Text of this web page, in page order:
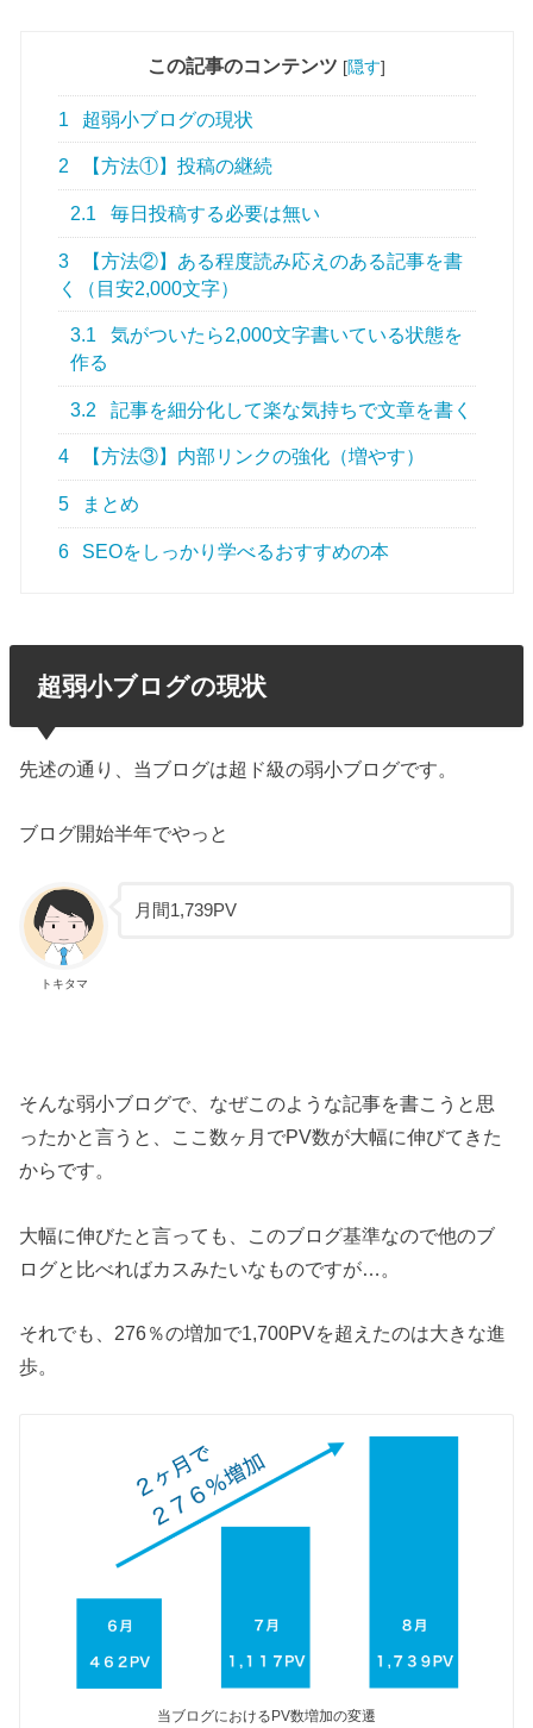
この記事のコンテンツ [隠す]
1 超弱小ブログの現状
2 【方法①】投稿の継続
2.1 毎日投稿する必要は無い
3
【方法②】ある程度読み応えのある記事を書
く（目安2,000文字）
3.1
気がついたら2,000文字書いている状態を
作る
3.2 記事を細分化して楽な気持ちで文章を書く
4 【方法③】内部リンクの強化（増やす）
5 まとめ
6 SEOをしっかり学べるおすすめの本
超弱小ブログの現状
先述の通り、当ブログは超ド級の弱小ブログです。
ブログ開始半年でやっと
トキタマ
月間1,739PV
そんな弱小ブログで、なぜこのような記事を書こうと思
ったかと言うと、ここ数ヶ月でPV数が大幅に伸びてきた
からです。
大幅に伸びたと言っても、このブログ基準なので他のブ
ログと比べればカスみたいなものですが…。
それでも、276％の増加で1,700PVを超えたのは大きな進
歩。
当ブログにおけるPV数増加の変遷